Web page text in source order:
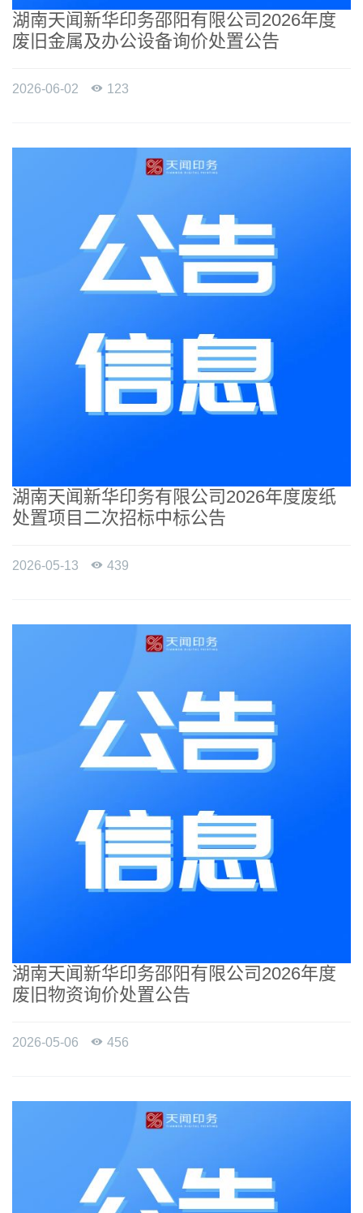
湖南天闻新华印务邵阳有限公司2026年度
废旧金属及办公设备询价处置公告
2026-06-02  123
湖南天闻新华印务有限公司2026年度废纸
处置项目二次招标中标公告
2026-05-13  439
湖南天闻新华印务邵阳有限公司2026年度
废旧物资询价处置公告
2026-05-06  456